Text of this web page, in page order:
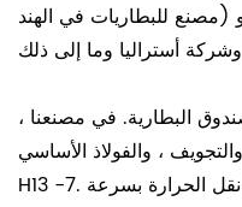
مصنع للبطاريات في الهند) و KAMAZ في روسيا و DAZ في
البطارية. في مصنعنا ،
، والفولاذ الأساسي
H13 مع إدراج البريليوم النحاسي لضمان نقل الحرارة بسرعة .7-